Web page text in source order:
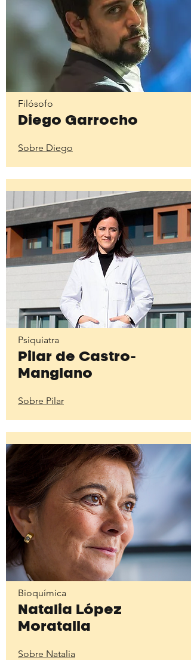
Filósofo
Diego Garrocho
Sobre Diego
Psiquiatra
Pilar de Castro-
Manglano
Sobre Pilar
Bioquímica
Natalia López
Moratalla
Sobre Natalia